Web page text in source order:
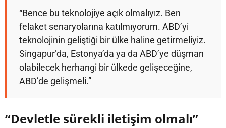
“Bence bu teknolojiye açık olmalıyız. Ben
felaket senaryolarına katılmıyorum. ABD’yi
teknolojinin geliştiği bir ülke haline getirmeliyiz.
Singapur’da, Estonya’da ya da ABD’ye düşman
olabilecek herhangi bir ülkede gelişeceğine,
ABD’de gelişmeli.”
“Devletle sürekli iletişim olmalı”